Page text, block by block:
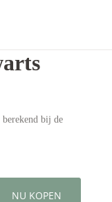
berekend bij de
NU KOPEN